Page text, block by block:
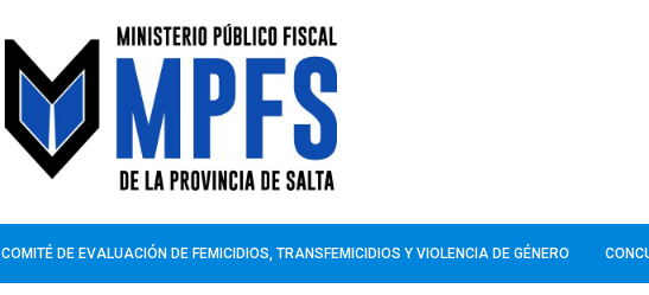
COMITÉ DE EVALUACIÓN DE FEMICIDIOS, TRANSFEMICIDIOS Y VIOLENCIA DE GÉNERO